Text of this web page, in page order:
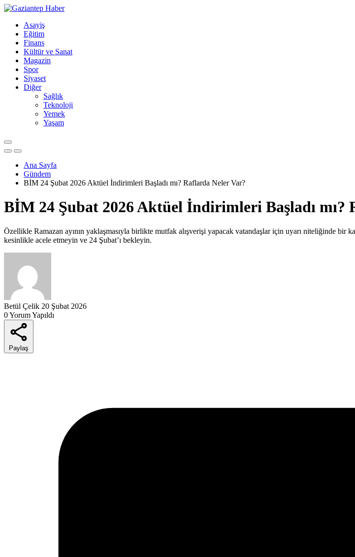
Asayiş
Eğitim
Finans
Kültür ve Sanat
Magazin
Spor
Siyaset
Diğer
Sağlık
Teknoloji
Yemek
Yaşam
Ana Sayfa
Gündem
BİM 24 Şubat 2026 Aktüel İndirimleri Başladı mı? Raflarda Neler Var?
BİM 24 Şubat 2026 Aktüel İndirimleri Başladı mı?
Özellikle Ramazan ayının yaklaşmasıyla birlikte mutfak alışverişi yapacak vatandaşlar için uyarı niteliğinde bir
kesinlikle acele etmeyin ve 24 Şubat’ı bekleyin.
Betül Çelik 20 Şubat 2026
0 Yorum Yapıldı
Paylaş